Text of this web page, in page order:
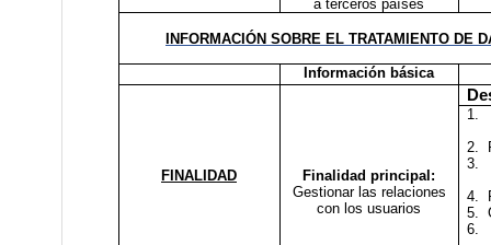
a terceros países
INFORMACIÓN SOBRE EL TRATAMIENTO DE
Información básica
FINALIDAD
Finalidad principal:
Gestionar las relaciones
con los usuarios
1.
2.
3.
4.
5.
6.